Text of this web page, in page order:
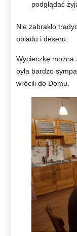
podglądać
Nie zabrakło
obiadu i deseru.
Wycieczkę można
była bardzo
wrócili do Domu.